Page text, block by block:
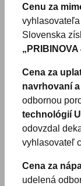
Cenu za
Slovenska
Cena za
navrhovaní
odbornou
technológií
odovzdal
vyhlasovateľ
Cena za
udelená